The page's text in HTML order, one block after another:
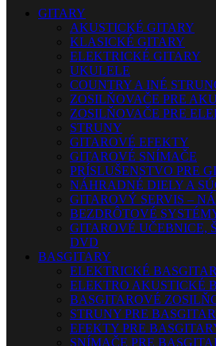
GITARY
AKUSTICKÉ GITARY
KLASICKÉ GITARY
ELEKTRICKÉ GITARY
UKULELE
COUNTRY A INÉ
ZOSILŇOVAČE PRE
ZOSILŇOVAČE PRE
STRUNY
GITAROVÉ EFEKTY
GITAROVÉ SNÍMAČE
PRÍSLUŠENSTVO PRE
NÁHRADNÉ DIELY A
GITAROVÝ SERVIS –
BEZDRÔTOVÉ
GITAROVÉ UČEBNICE,
DVD
BASGITARY
ELEKTRICKÉ
ELEKTRO AKUSTICKÉ
BASGITAROVÉ
STRUNY PRE
EFEKTY PRE
SNÍMAČE PRE